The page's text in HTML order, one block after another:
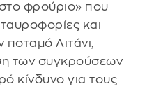
φρούριο» που
και
Λιτάνι,
των συγκρούσεων
κίνδυνο για τους